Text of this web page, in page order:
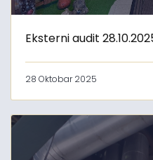
Eksterni audit
28 Oktobar 2025